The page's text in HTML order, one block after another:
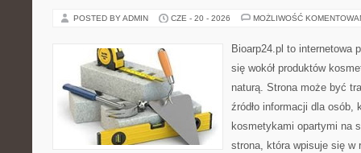
POSTED BY ADMIN CZE - 20 - 2026 MOŻLIWOŚĆ
Bioarp24.pl to internetowa
się wokół produktów
naturą. Strona może być
źródło informacji dla osób,
kosmetykami opartymi na
strona, która wpisuje się w